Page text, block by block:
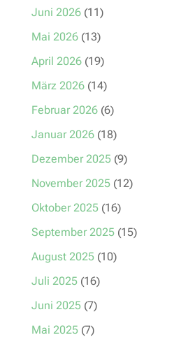
Juni 2026(11)
Mai 2026(13)
April 2026(19)
März 2026(14)
Februar 2026(6)
Januar 2026(18)
Dezember 2025(9)
November 2025(12)
Oktober 2025(16)
September 2025(15)
August 2025(10)
Juli 2025(16)
Juni 2025(7)
Mai 2025(7)